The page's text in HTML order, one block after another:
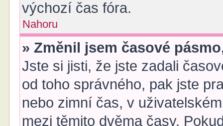
výchozí čas fóra.
Nahoru
» Změnil jsem časové
Jste si jisti, že jste zadali
od toho správného, pak jste
nebo zimní čas, v
mezi těmito dvěma časy.